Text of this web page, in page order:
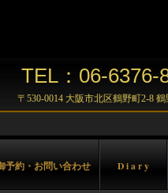
TEL：06-6376-
〒530-0014 大阪市北区鶴野町2-8
予約・お問い合わせ D i a r y